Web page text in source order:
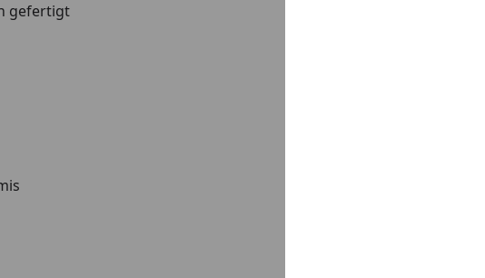
gefertigt